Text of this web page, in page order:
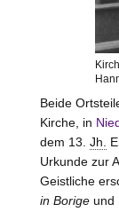
Beide
Kirche, in
dem 13. Jh.
Urkunde zur
Geistliche
in Borigeund